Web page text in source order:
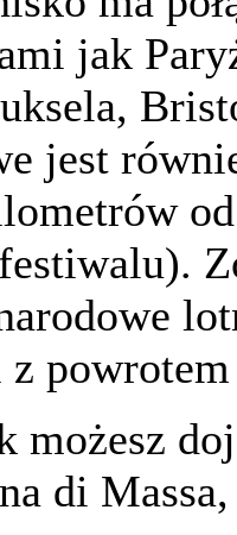
jak
jest
możesz
di